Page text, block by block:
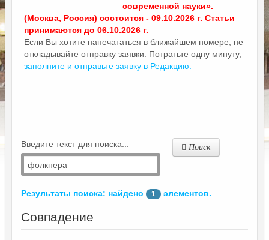
современной науки».
(Москва, Россия) состоится - 09.10.2026 г. Статьи
принимаются до 06.10.2026 г.
Если Вы хотите напечататься в ближайшем номере, не
откладывайте отправку заявки. Потратьте одну минуту,
заполните и отправьте заявку в Редакцию.
Введите текст для поиска... Поиск
Результаты поиска: найдено 1 элементов.
Совпадение